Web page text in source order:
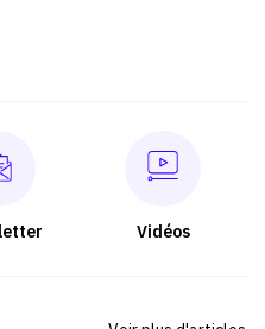
Vidéos